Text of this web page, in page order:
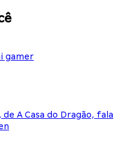
gamer
A Casa do Dragão, fala